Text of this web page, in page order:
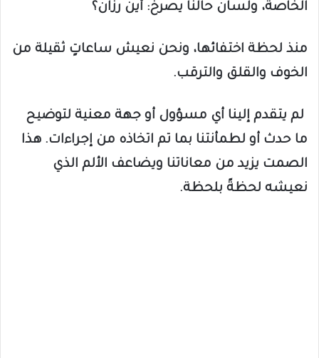
الخاصة، ولسان حالنا يصرخ: أين رزان؟
منذ لحظة اختفائها، ونحن نعيش ساعاتٍ ثقيلة من
الخوف والقلق والترقب.
لم يتقدم إلينا أي مسؤول أو جهة معنية لتوضيح
ما حدث أو لطمأنتنا بما تم اتخاذه من إجراءات. هذا
الصمت يزيد من معاناتنا ويضاعف الألم الذي
نعيشه لحظةً بلحظة.